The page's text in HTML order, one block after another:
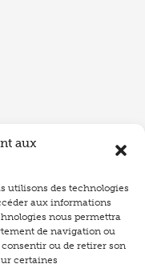
aux
utilisons des technologies
aux informations
nous permettra
de navigation ou
consentir ou de retirer son
certaines